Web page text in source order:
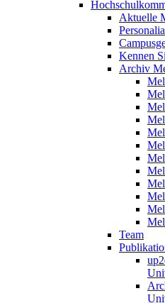
Aktuelle
Personalia
Kennen
Archiv
Team